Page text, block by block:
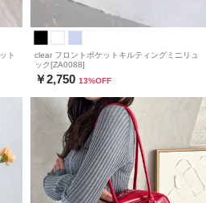
ト
clear フロントポケットキルティングミニリュ
ック[ZA0088]
￥2,750 13%OFF